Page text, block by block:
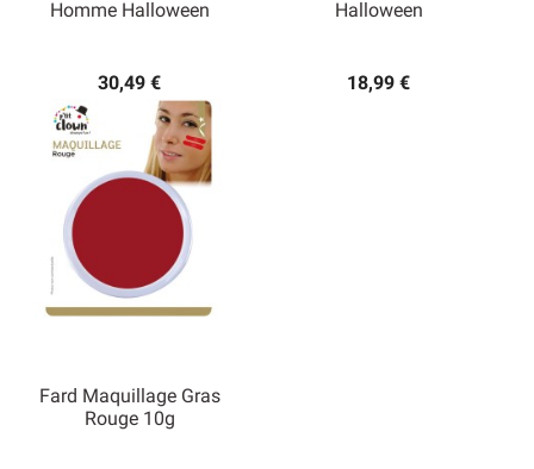
Homme Halloween
30,49 €
Halloween
18,99 €
Fard Maquillage Gras
Rouge 10g